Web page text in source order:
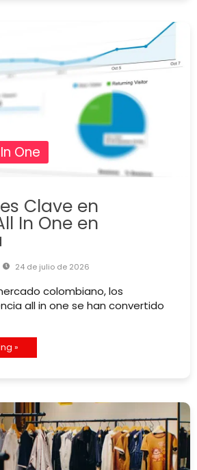
One
Clave en
In One en
24 de julio de 2026
colombiano, los
all in one se han convertido
»